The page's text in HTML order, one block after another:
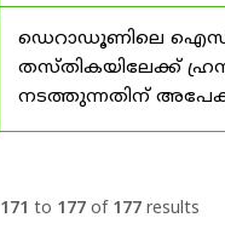
ഡെറാഡൂണിലെ
തസ്തികയിലേക്ക്
നടത്തുന്നതിന്
171 to 177 of 177 results